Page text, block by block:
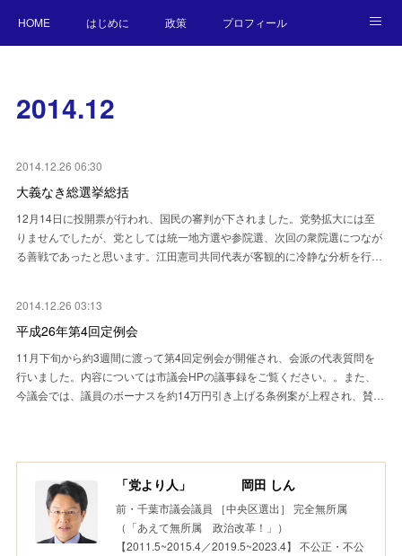
HOME はじめに 政策 プロフィール
2014.12
2014.12.26 06:30
大義なき総選挙総括
12月14日に投開票が行われ、国民の審判が下されました。党勢拡大には至
りませんでしたが、党としては統一地方選や参院選、次回の衆院選につなが
る善戦であったと思います。江田憲司共同代表が客観的に冷静な分析を行…
2014.12.26 03:13
平成26年第4回定例会
11月下旬から約3週間に渡って第4回定例会が開催され、会派の代表質問を
行いました。内容については市議会HPの議事録をご覧ください。。また、
今議会では、議員のボーナスを約14万円引き上げる条例案が上程され、賛…
「党より人」 岡田 しん
前・千葉市議会議員 ［中央区選出］ 完全無所属
（「あえて無所属 政治改革！」）
【2011.5~2015.4／2019.5~2023.4】 不公正・不公